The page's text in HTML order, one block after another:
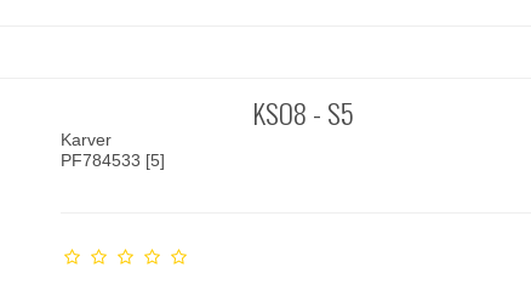
KSO8 - S5
Karver
PF784533 [5]